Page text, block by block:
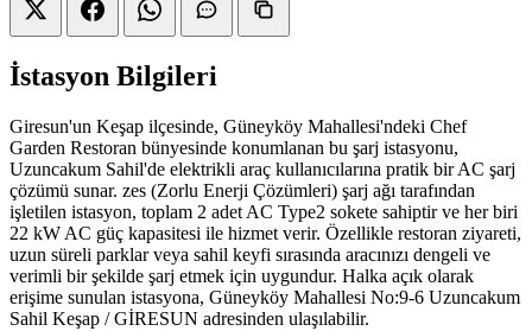
İstasyon Bilgileri
Giresun'un Keşap ilçesinde, Güneyköy Mahallesi'ndeki Chef
Garden Restoran bünyesinde konumlanan bu şarj istasyonu,
Uzuncakum Sahil'de elektrikli araç kullanıcılarına pratik bir AC şarj
çözümü sunar. zes (Zorlu Enerji Çözümleri) şarj ağı tarafından
işletilen istasyon, toplam 2 adet AC Type2 sokete sahiptir ve her biri
22 kW AC güç kapasitesi ile hizmet verir. Özellikle restoran ziyareti,
uzun süreli parklar veya sahil keyfi sırasında aracınızı dengeli ve
verimli bir şekilde şarj etmek için uygundur. Halka açık olarak
erişime sunulan istasyona, Güneyköy Mahallesi No:9-6 Uzuncakum
Sahil Keşap / GİRESUN adresinden ulaşılabilir.